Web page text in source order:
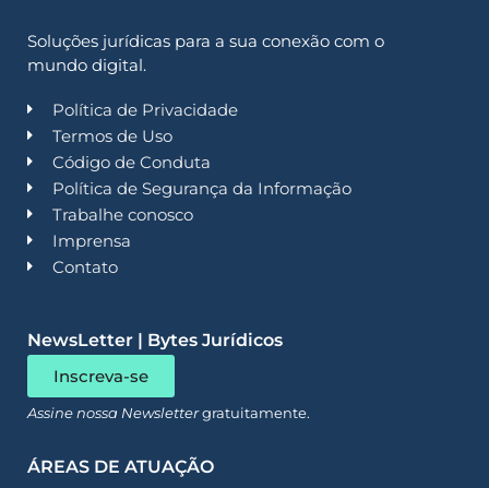
Soluções jurídicas para a sua conexão com o
mundo digital.
Política de Privacidade
Termos de Uso
Código de Conduta
Política de Segurança da Informação
Trabalhe conosco
Imprensa
Contato
NewsLetter | Bytes Jurídicos
Inscreva-se
Assine nossa Newslettergratuitamente.
ÁREAS DE ATUAÇÃO